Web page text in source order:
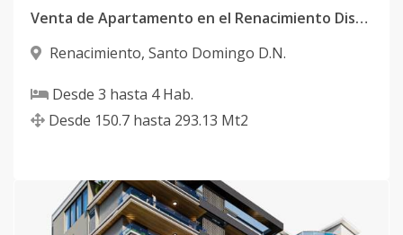
Venta de Apartamento en el Renacimiento Distrito Nacional
Renacimiento, Santo Domingo D.N.
Desde 3 hasta 4Hab.
Desde 150.7 hasta 293.13 Mt2